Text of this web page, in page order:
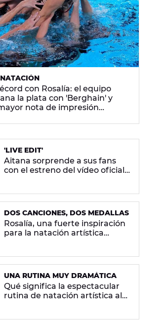
con Rosalía: el equipo
la plata con 'Berghain' y
nota de impresión
'LIVE EDIT'
Aitana sorprende a sus fans
con el estreno del vídeo oficial
DOS CANCIONES, DOS MEDALLAS
Rosalía, una fuerte inspiración
para la natación artística
UNA RUTINA MUY DRAMÁTICA
Qué significa la espectacular
rutina de natación artística al